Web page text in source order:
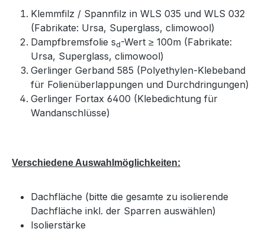
Klemmfilz / Spannfilz in WLS 035 und WLS 032
(Fabrikate: Ursa, Superglass, climowool)
Dampfbremsfolie sd-Wert ≥ 100m (Fabrikate:
Ursa, Superglass, climowool)
Gerlinger Gerband 585 (Polyethylen-Klebeband
für Folienüberlappungen und Durchdringungen)
Gerlinger Fortax 6400 (Klebedichtung für
Wandanschlüsse)
Verschiedene Auswahlmöglichkeiten:
Dachfläche (bitte die gesamte zu isolierende
Dachfläche inkl. der Sparren auswählen)
Isolierstärke